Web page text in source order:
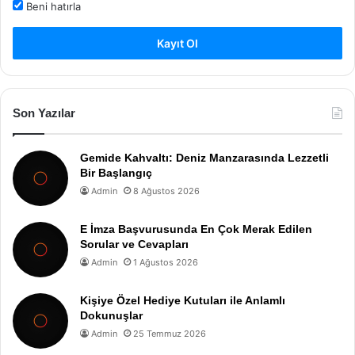
Beni hatırla
Kayıt Ol
Son Yazılar
Gemide Kahvaltı: Deniz Manzarasında Lezzetli
Bir Başlangıç
Admin 8 Ağustos 2026
E İmza Başvurusunda En Çok Merak Edilen
Sorular ve Cevapları
Admin 1 Ağustos 2026
Kişiye Özel Hediye Kutuları ile Anlamlı
Dokunuşlar
Admin 25 Temmuz 2026